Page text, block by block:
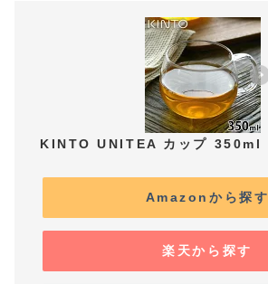
KINTO UNITEA カップ 350ml
Amazonから探す
楽天から探す